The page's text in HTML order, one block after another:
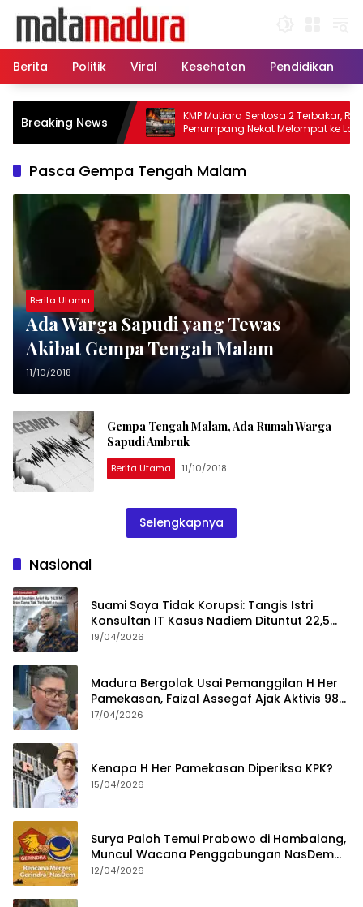
konten
Berita
Politik Viral Kesehatan Pendidikan
Breaking News
11 Kapal Sisir
Korban KMP
KMP Mutiara Sentosa 2 Terbakar,
Penumpang Nekat Melompat ke Laut
Pasca Gempa Tengah Malam
Berita Utama
Ada Warga Sapudi yang Tewas
Akibat Gempa Tengah Malam
11/10/2018
Gempa Tengah Malam, Ada Rumah Warga
Sapudi Ambruk
Berita Utama 11/10/2018
Selengkapnya
Nasional
Suami Saya Tidak Korupsi: Tangis Istri
Konsultan IT Kasus Nadiem Dituntut 22,5
Tahun
19/04/2026
Madura Bergolak Usai Pemanggilan H Her
Pamekasan, Faizal Assegaf Ajak Aktivis 98
Bongkar Permainan KPK
17/04/2026
Kenapa H Her Pamekasan Diperiksa KPK?
15/04/2026
Surya Paloh Temui Prabowo di Hambalang,
Muncul Wacana Penggabungan NasDem
dan Gerindra
12/04/2026